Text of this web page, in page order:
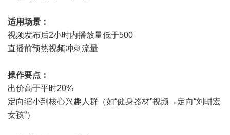
适用场景：
视频发布后2小时内播放量低于500
直播前预热视频冲刺流量
操作要点：
出价高于平时20%
定向缩小到核心兴趣人群（如“健身器材”视频→定向“刘畊宏
女孩”）